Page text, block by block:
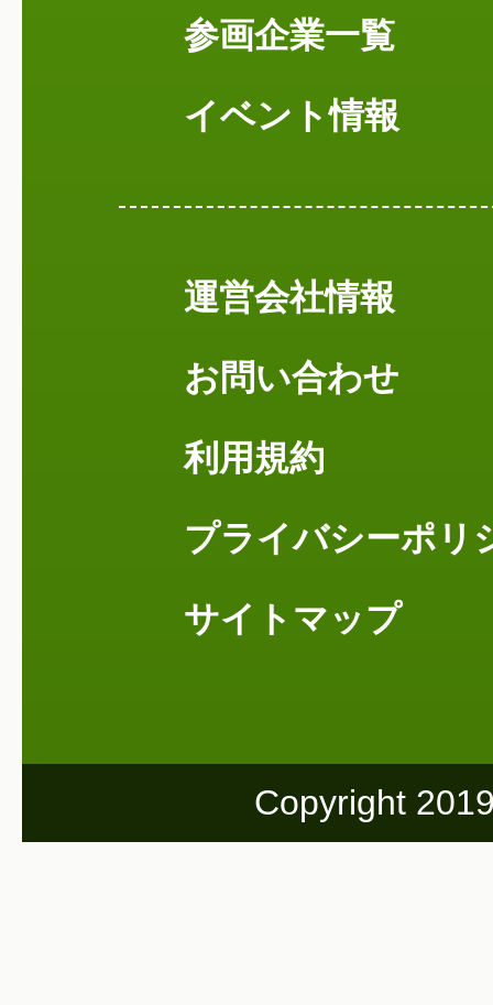
参画企業一覧
イベント情報
運営会社情報
お問い合わせ
利用規約
プライバシーポリ
サイトマップ
Copyright